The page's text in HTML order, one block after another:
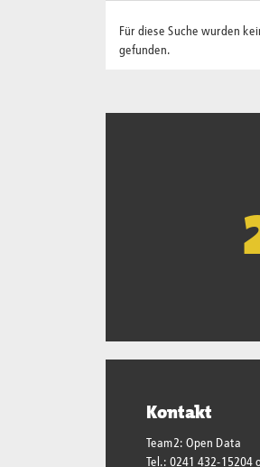
Für diese Suche wurden
gefunden.
Kontakt
Team2: Open Data
Tel.: 0241 432-15204